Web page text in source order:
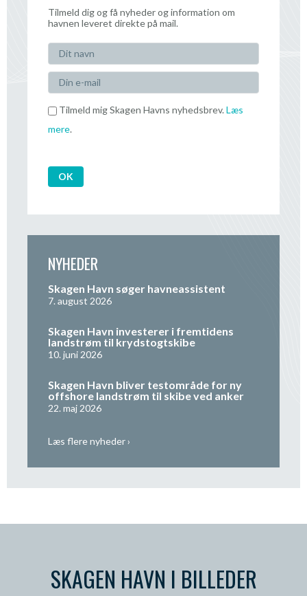
Tilmeld dig og få nyheder og information om
havnen leveret direkte på mail.
Tilmeld mig Skagen Havns nyhedsbrev. Læs
mere.
NYHEDER
Skagen Havn søger havneassistent
7. august 2026
Skagen Havn investerer i fremtidens
landstrøm til krydstogtskibe
10. juni 2026
Skagen Havn bliver testområde for ny
offshore landstrøm til skibe ved anker
22. maj 2026
Læs flere nyheder ›
SKAGEN HAVN I BILLEDER